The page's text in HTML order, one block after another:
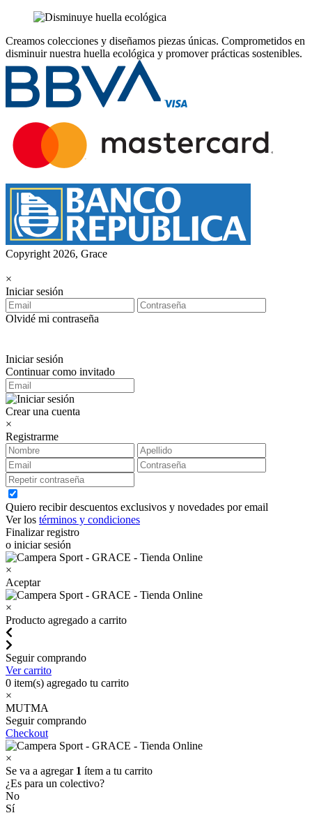
Creamos colecciones y diseñamos piezas únicas. Comprometidos en
disminuir nuestra huella ecológica y promover prácticas sostenibles.
Copyright 2026, Grace
×
Iniciar sesión
Olvidé mi contraseña
Iniciar sesión
Continuar como invitado
Crear una cuenta
×
Registrarme
Quiero recibir descuentos exclusivos y novedades por email
Ver los términos y condiciones
Finalizar registro
o iniciar sesión
×
Aceptar
×
Producto agregado a carrito
Seguir comprando
Ver carrito
0 item(s) agregado tu carrito
×
MUTMA
Seguir comprando
Checkout
×
Se va a agregar 1 ítem a tu carrito
¿Es para un colectivo?
No
Sí